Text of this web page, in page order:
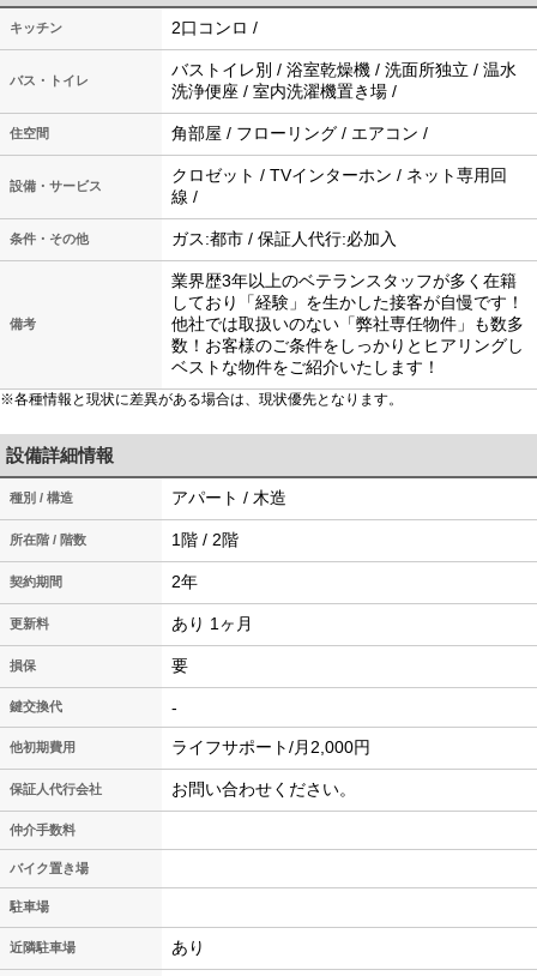
キッチン 2口コンロ /
バス・トイレ
バストイレ別 / 浴室乾燥機 / 洗面所独立 / 温水
洗浄便座 / 室内洗濯機置き場 /
住空間 角部屋 / フローリング / エアコン /
設備・サービス
クロゼット / TVインターホン / ネット専用回
線 /
条件・その他 ガス:都市 / 保証人代行:必加入
備考
業界歴3年以上のベテランスタッフが多く在籍
しており「経験」を生かした接客が自慢です！
他社では取扱いのない「弊社専任物件」も数多
数！お客様のご条件をしっかりとヒアリングし
ベストな物件をご紹介いたします！
※各種情報と現状に差異がある場合は、現状優先となります。
設備詳細情報
種別 / 構造 アパート / 木造
所在階 / 階数 1階 / 2階
契約期間 2年
更新料 あり 1ヶ月
損保 要
鍵交換代 -
他初期費用 ライフサポート/月2,000円
保証人代行会社 お問い合わせください。
仲介手数料
バイク置き場
駐車場
近隣駐車場 あり